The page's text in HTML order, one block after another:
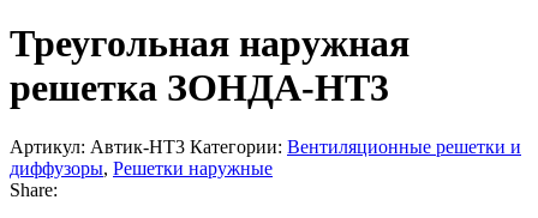
Треугольная наружная
решетка ЗОНДА-НТ3
Артикул: Автик-НТ3 Категории: Вентиляционные решетки и
диффузоры, Решетки наружные
Share: